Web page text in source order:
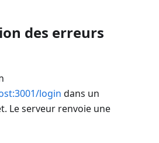
des erreurs
login dans un
Le serveur renvoie une